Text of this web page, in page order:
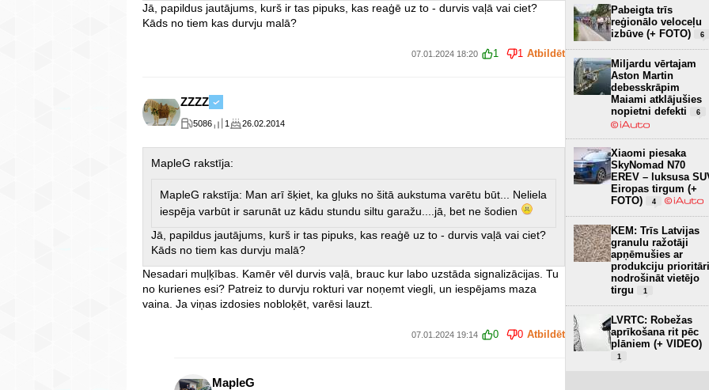
Jā, papildus jautājums, kurš ir tas pipuks, kas reaģē uz to - durvis vaļā vai ciet?
Kāds no tiem kas durvju malā?
07.01.2024 18:20 1 1 Atbildēt
ZZZZ
5086 1 26.02.2014
MapleG rakstīja:
MapleG rakstīja: Man arī šķiet, ka gļuks no šitā aukstuma varētu būt... Neliela
iespēja varbūt ir sarunāt uz kādu stundu siltu garažu....jā, bet ne šodien
Jā, papildus jautājums, kurš ir tas pipuks, kas reaģē uz to - durvis vaļā vai ciet?
Kāds no tiem kas durvju malā?
Nesadari muļķības. Kamēr vēl durvis vaļā, brauc kur labo uzstāda signalizācijas. Tu
no kurienes esi? Patreiz to durvju rokturi var noņemt viegli, un iespējams maza
vaina. Ja viņas izdosies nobloķēt, varēsi lauzt.
07.01.2024 19:14 0 0 Atbildēt
MapleG
Pabeigta trīs
reģionālo veloceļu
izbūve (+ FOTO)
6
Miljardu vērtajam
Aston Martin
debesskrāpim
Maiami atklājušies
nopietni defekti
6
Xiaomi piesaka
SkyNomad N70
EREV – luksusa
Eiropas tirgum (+
FOTO)
4
KEM: Trīs Latvijas
granulu ražotāji
apņēmušies ar
produkciju prioritāri
nodrošināt vietējo
tirgu
1
LVRTC: Robežas
aprīkošana rit pēc
plāniem (+ VIDEO)
1